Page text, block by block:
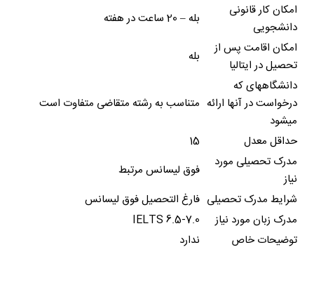
بله – 20 ساعت در هفته
امکان کار قانونی
دانشجویی
بله
امکان اقامت پس از
تحصیل در ایتالیا
متناسب به رشته متقاضی متفاوت است
دانشگاههای که
درخواست در آنها ارائه
میشود
15
حداقل معدل
فوق لیسانس مرتبط
مدرک تحصیلی مورد
نیاز
فارغ التحصیل فوق لیسانس شرایط مدرک تحصیلی
IELTS 6.5-7.0
مدرک زبان مورد نیاز
ندارد
توضیحات خاص